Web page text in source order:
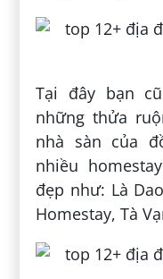
Tại đây bạn
những thửa
nhà sàn của
nhiều
đẹp như: Là
Homestay, Tà